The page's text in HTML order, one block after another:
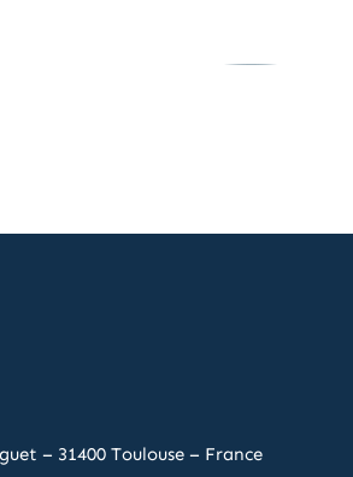
– 31400 Toulouse – France